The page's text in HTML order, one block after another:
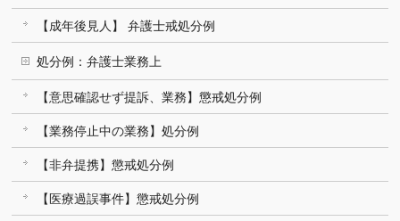
【成年後見人】 弁護士戒処分例
処分例：弁護士業務上
【意思確認せず提訴、業務】懲戒処分例
【業務停止中の業務】処分例
【非弁提携】懲戒処分例
【医療過誤事件】懲戒処分例